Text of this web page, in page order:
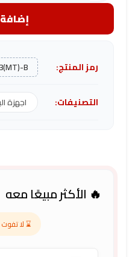
رمز المنتج: B
التصنيفات: اجهزة
🔥 الأكثر مبيعًا معه
⌛ لا